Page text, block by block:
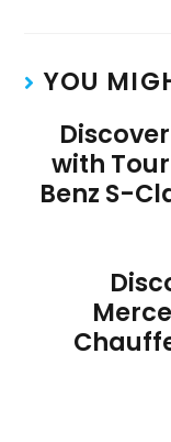
YOU
with
Benz S-